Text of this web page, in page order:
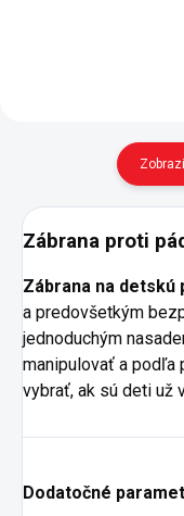
Zábrana proti
Zábrana na detskú
a predovšetkým
jednoduchým
manipulovať a podľa
vybrať, ak sú deti už
Dodatočné